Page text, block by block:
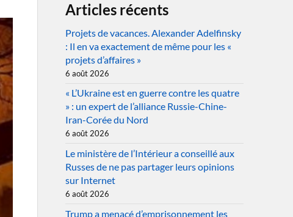
Articles récents
Projets de vacances. Alexander Adelfinsky
: Il en va exactement de même pour les «
projets d’affaires »
6 août 2026
« L’Ukraine est en guerre contre les quatre
» : un expert de l’alliance Russie-Chine-
Iran-Corée du Nord
6 août 2026
Le ministère de l’Intérieur a conseillé aux
Russes de ne pas partager leurs opinions
sur Internet
6 août 2026
Trump a menacé d’emprisonnement les